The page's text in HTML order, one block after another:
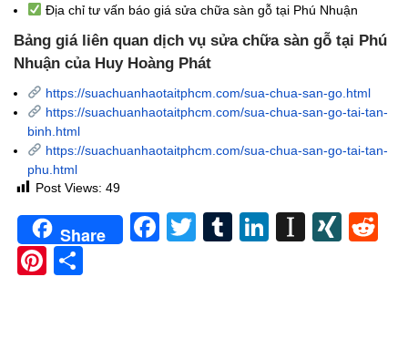
Địa chỉ tư vấn báo giá sửa chữa sàn gỗ tại Phú Nhuận
Bảng giá liên quan dịch vụ sửa chữa sàn gỗ tại Phú
Nhuận của Huy Hoàng Phát
https://suachuanhaotaitphcm.com/sua-chua-san-go.html
https://suachuanhaotaitphcm.com/sua-chua-san-go-tai-tan-
binh.html
https://suachuanhaotaitphcm.com/sua-chua-san-go-tai-tan-
phu.html
Post Views: 49
Share Facebook
TwitterTumblrLinkedIn
Pinterest